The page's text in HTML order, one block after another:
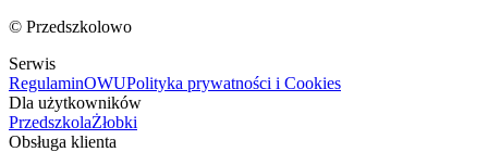
© Przedszkolowo
Serwis
RegulaminOWUPolityka prywatności i Cookies
Dla użytkowników
PrzedszkolaŻłobki
Obsługa klienta